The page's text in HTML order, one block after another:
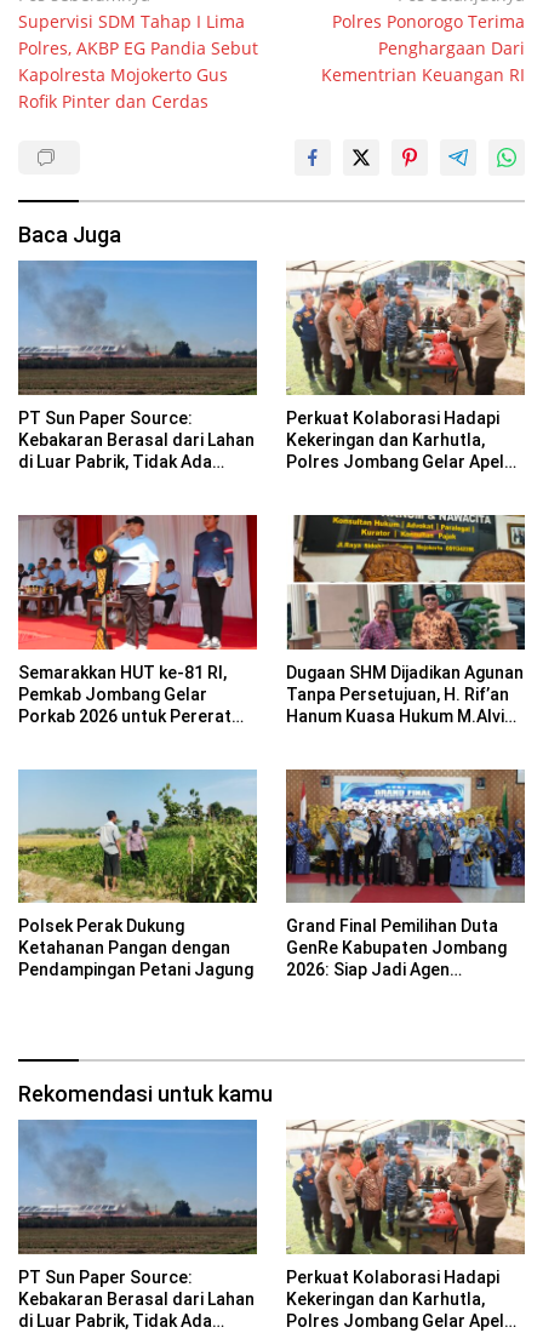
pos
Supervisi SDM Tahap I Lima
Polres, AKBP EG Pandia Sebut
Kapolresta Mojokerto Gus
Rofik Pinter dan Cerdas
Polres Ponorogo Terima
Penghargaan Dari
Kementrian Keuangan RI
Baca Juga
PT Sun Paper Source:
Kebakaran Berasal dari Lahan
di Luar Pabrik, Tidak Ada
Perkuat Kolaborasi Hadapi
Kekeringan dan Karhutla,
Polres Jombang Gelar Apel
Semarakkan HUT ke-81 RI,
Pemkab Jombang Gelar
Porkab 2026 untuk Pererat
Dugaan SHM Dijadikan Agunan
Tanpa Persetujuan, H. Rif’an
Hanum Kuasa Hukum M.Alvin
Polsek Perak Dukung
Ketahanan Pangan dengan
Pendampingan Petani Jagung
Grand Final Pemilihan Duta
GenRe Kabupaten Jombang
2026: Siap Jadi Agen
Rekomendasi untuk kamu
PT Sun Paper Source:
Kebakaran Berasal dari Lahan
di Luar Pabrik, Tidak Ada
Perkuat Kolaborasi Hadapi
Kekeringan dan Karhutla,
Polres Jombang Gelar Apel